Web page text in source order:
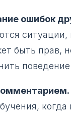
ошибок
ситуации,
быть прав,
когда